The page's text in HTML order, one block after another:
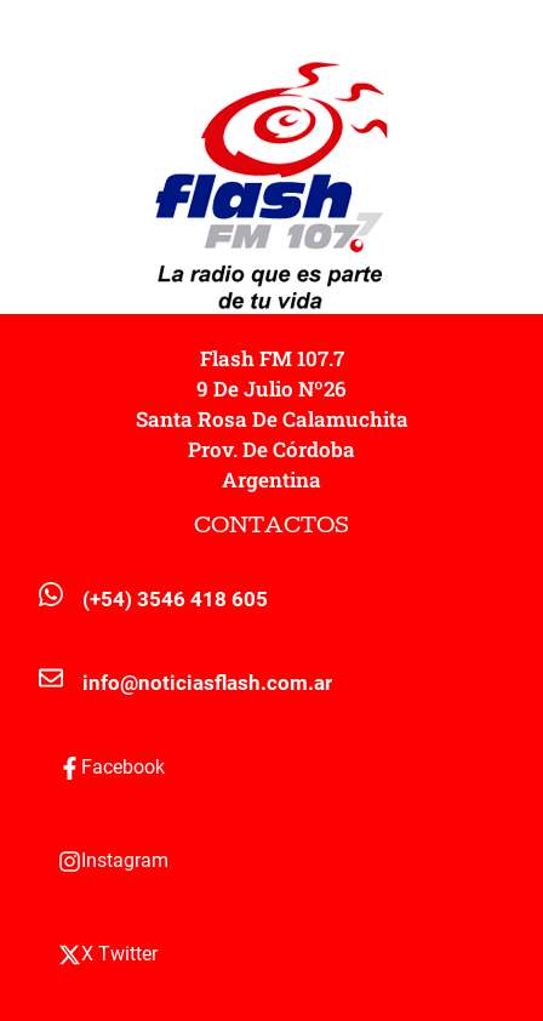
Flash FM 107.7
9 De Julio Nº26
Santa Rosa De Calamuchita
Prov. De Córdoba
Argentina
CONTACTOS
(+54) 3546 418 605
info@noticiasflash.com.ar
Facebook
Instagram
X Twitter